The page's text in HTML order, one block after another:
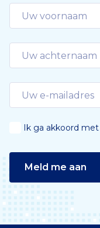
Ik ga akkoord
Meld me aan